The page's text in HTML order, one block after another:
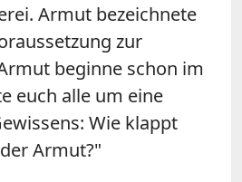
Armut bezeichnete
zur
beginne schon im
euch alle um eine
Wie klappt
Armut?"